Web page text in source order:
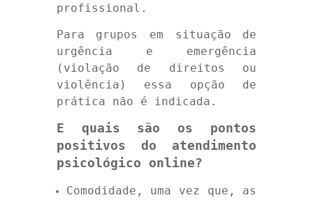
profissional.
Para grupos em situação de
urgência e emergência
(violação de direitos ou
violência) essa opção de
prática não é indicada.
E quais são os pontos
positivos do atendimento
psicológico online?
Comodidade, uma vez que, as